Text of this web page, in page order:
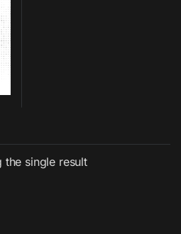
the single result